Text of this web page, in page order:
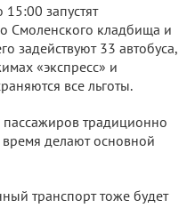
запустят
Смоленского кладбища и
задействуют 33 автобуса,
«экспресс» и
все льготы.
пассажиров традиционно
делают основной
транспорт тоже будет